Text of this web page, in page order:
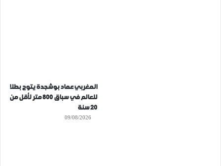
المغربي عماد بوشجدة يتوج بطلا
للعالم في سباق 800 متر لأقل من
20 سنة
09/08/2026